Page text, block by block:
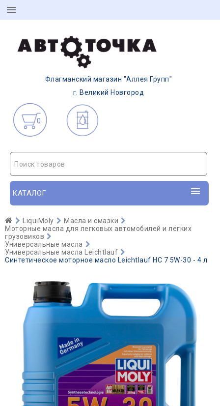
Флагманский магазин "Аллея Групп"
г. Великий Новгород
0
Поиск товаров
КАТАЛОГ
LiquiMoly
Масла и смазки
Моторные масла для легковых автомобилей и лёгких
грузовиков
Универсальные масла
Универсальные масла Leichtlauf
Синтетическое моторное масло Leichtlauf HC 7 5W-30 - 4 л